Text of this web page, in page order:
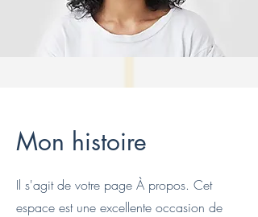
Mon histoire
Il s'agit de votre page À propos. Cet
espace est une excellente occasion de